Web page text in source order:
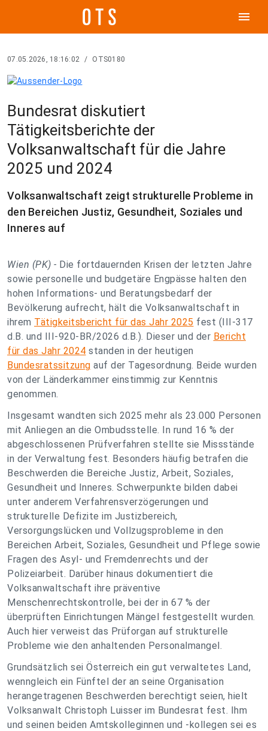
menu
07.05.2026, 18:16:02 / OTS0180
Bundesrat diskutiert
Tätigkeitsberichte der
Volksanwaltschaft für die Jahre
2025 und 2024
Volksanwaltschaft zeigt strukturelle Probleme in
den Bereichen Justiz, Gesundheit, Soziales und
Inneres auf
Wien (PK) - Die fortdauernden Krisen der letzten Jahre
sowie personelle und budgetäre Engpässe halten den
hohen Informations- und Beratungsbedarf der
Bevölkerung aufrecht, hält die Volksanwaltschaft in
ihrem Tätigkeitsbericht für das Jahr 2025 fest (III-317
d.B. und III-920-BR/2026 d.B.). Dieser und der Bericht
für das Jahr 2024 standen in der heutigen
Bundesratssitzung auf der Tagesordnung. Beide wurden
von der Länderkammer einstimmig zur Kenntnis
genommen.
Insgesamt wandten sich 2025 mehr als 23.000 Personen
mit Anliegen an die Ombudsstelle. In rund 16 % der
abgeschlossenen Prüfverfahren stellte sie Missstände
in der Verwaltung fest. Besonders häufig betrafen die
Beschwerden die Bereiche Justiz, Arbeit, Soziales,
Gesundheit und Inneres. Schwerpunkte bilden dabei
unter anderem Verfahrensverzögerungen und
strukturelle Defizite im Justizbereich,
Versorgungslücken und Vollzugsprobleme in den
Bereichen Arbeit, Soziales, Gesundheit und Pflege sowie
Fragen des Asyl- und Fremdenrechts und der
Polizeiarbeit. Darüber hinaus dokumentiert die
Volksanwaltschaft ihre präventive
Menschenrechtskontrolle, bei der in 67 % der
überprüften Einrichtungen Mängel festgestellt wurden.
Auch hier verweist das Prüforgan auf strukturelle
Probleme wie den anhaltenden Personalmangel.
Grundsätzlich sei Österreich ein gut verwaltetes Land,
wenngleich ein Fünftel der an seine Organisation
herangetragenen Beschwerden berechtigt seien, hielt
Volksanwalt Christoph Luisser im Bundesrat fest. Ihm
und seinen beiden Amtskolleginnen und -kollegen sei es